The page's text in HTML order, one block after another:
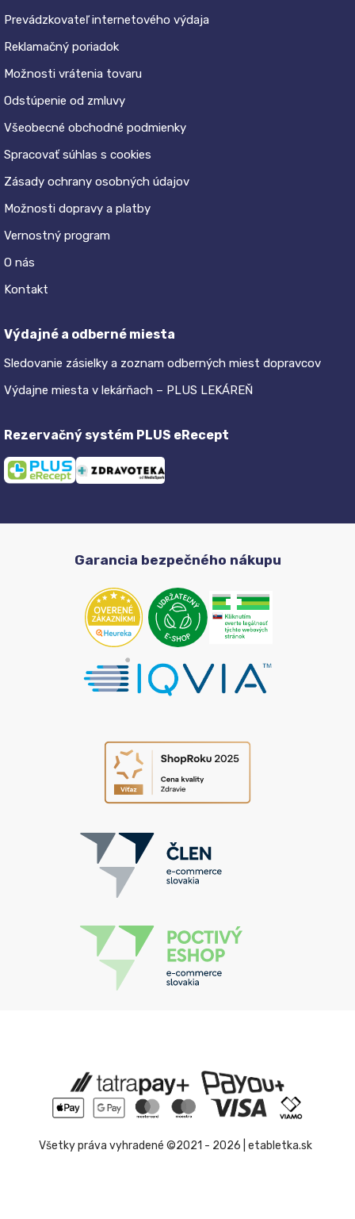
Prevádzkovateľ internetového výdaja
Reklamačný poriadok
Možnosti vrátenia tovaru
Odstúpenie od zmluvy
Všeobecné obchodné podmienky
Spracovať súhlas s cookies
Zásady ochrany osobných údajov
Možnosti dopravy a platby
Vernostný program
O nás
Kontakt
Výdajné a odberné miesta
Sledovanie zásielky a zoznam odberných miest dopravcov
Výdajne miesta v lekárňach – PLUS LEKÁREŇ
Rezervačný systém PLUS eRecept
Garancia bezpečného nákupu
Všetky práva vyhradené ©2021 - 2026 | etabletka.sk